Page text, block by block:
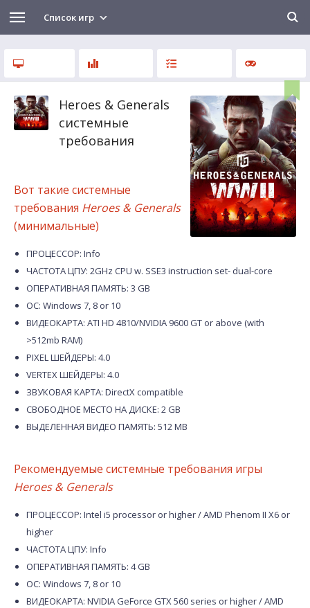
Список игр
Heroes & Generals
системные
требования
Вот такие системные
требования Heroes & Generals
(минимальные)
ПРОЦЕССОР: Info
ЧАСТОТА ЦПУ: 2GHz CPU w. SSE3 instruction set- dual-core
ОПЕРАТИВНАЯ ПАМЯТЬ: 3 GB
ОС: Windows 7, 8 or 10
ВИДЕОКАРТА: ATI HD 4810/NVIDIA 9600 GT or above (with
>512mb RAM)
PIXEL ШЕЙДЕРЫ: 4.0
VERTEX ШЕЙДЕРЫ: 4.0
ЗВУКОВАЯ КАРТА: DirectX compatible
СВОБОДНОЕ МЕСТО НА ДИСКЕ: 2 GB
ВЫДЕЛЕННАЯ ВИДЕО ПАМЯТЬ: 512 MB
Рекомендуемые системные требования игры
Heroes & Generals
ПРОЦЕССОР: Intel i5 processor or higher / AMD Phenom II X6 or
higher
ЧАСТОТА ЦПУ: Info
ОПЕРАТИВНАЯ ПАМЯТЬ: 4 GB
ОС: Windows 7, 8 or 10
ВИДЕОКАРТА: NVIDIA GeForce GTX 560 series or higher / AMD